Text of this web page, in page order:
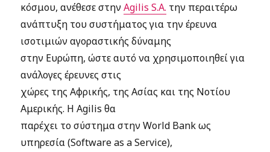
κόσμου, ανέθεσε στηνAgilis S.A. την περαιτέρω
ανάπτυξη του συστήματος για την έρευνα
ισοτιμιών αγοραστικής δύναμης
στην Ευρώπη, ώστε αυτό να χρησιμοποιηθεί για
ανάλογες έρευνες στις
χώρες της Αφρικής, της Ασίας και της Νοτίου
Αμερικής. Η Agilis θα
παρέχει το σύστημα στην World Bank ως
υπηρεσία (Software as a Service),